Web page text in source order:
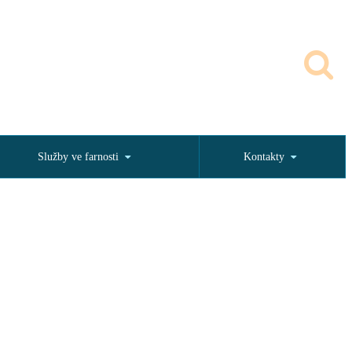
Služby ve farnosti Kontakty